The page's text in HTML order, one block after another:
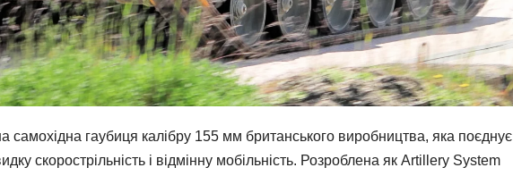
гаубиця калібру 155 мм британського виробництва, яка поєднує
скорострільність і відмінну мобільність. Розроблена як Artillery System